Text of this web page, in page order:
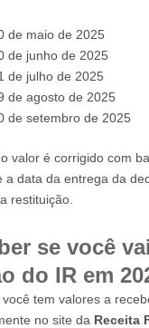
de maio de 2025
de junho de 2025
de julho de 2025
de agosto de 2025
de setembro de 2025
valor é corrigido com
a data da entrega da
restituição.
se você
do IR em
tem valores a
no site da Receita